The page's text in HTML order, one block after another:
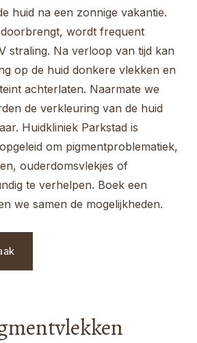
huid na een zonnige vakantie.
wordt frequent
straling. Na verloop van tijd kan
op de huid donkere vlekken en
achterlaten. Naarmate we
de verkleuring van de huid
Huidkliniek Parkstad is
om pigmentproblematiek,
ouderdomsvlekjes of
te verhelpen. Boek een
we samen de mogelijkheden.